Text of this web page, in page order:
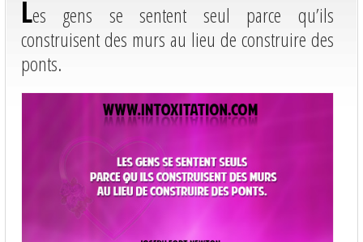
Les gens se sentent seul parce qu’ils
construisent des murs au lieu de construire des
ponts.